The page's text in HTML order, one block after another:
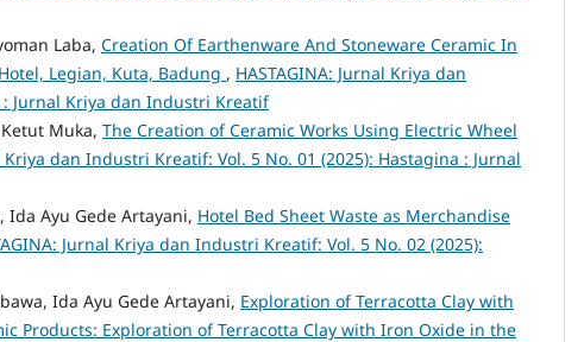
Laba, Creation Of Earthenware And Stoneware Ceramic In
Legian, Kuta, Badung , HASTAGINA: Jurnal Kriya dan
Jurnal Kriya dan Industri Kreatif
Muka, The Creation of Ceramic Works Using Electric Wheel
Kriya dan Industri Kreatif: Vol. 5 No. 01 (2025): Hastagina : Jurnal
Ida Ayu Gede Artayani, Hotel Bed Sheet Waste as Merchandise
Jurnal Kriya dan Industri Kreatif: Vol. 5 No. 02 (2025):
Ida Ayu Gede Artayani, Exploration of Terracotta Clay with
Products: Exploration of Terracotta Clay with Iron Oxide in the